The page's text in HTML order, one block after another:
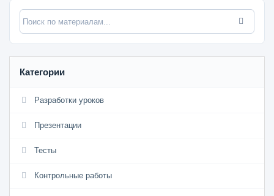
Категории
Разработки уроков
Презентации
Тесты
Контрольные работы